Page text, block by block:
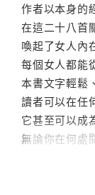
作者以本身的
在這二十八首
喚起了女人內
每個女人都能
本書文字輕鬆
讀者可以在任
它甚至可以成
無論你在何處
葛瑞森的詩